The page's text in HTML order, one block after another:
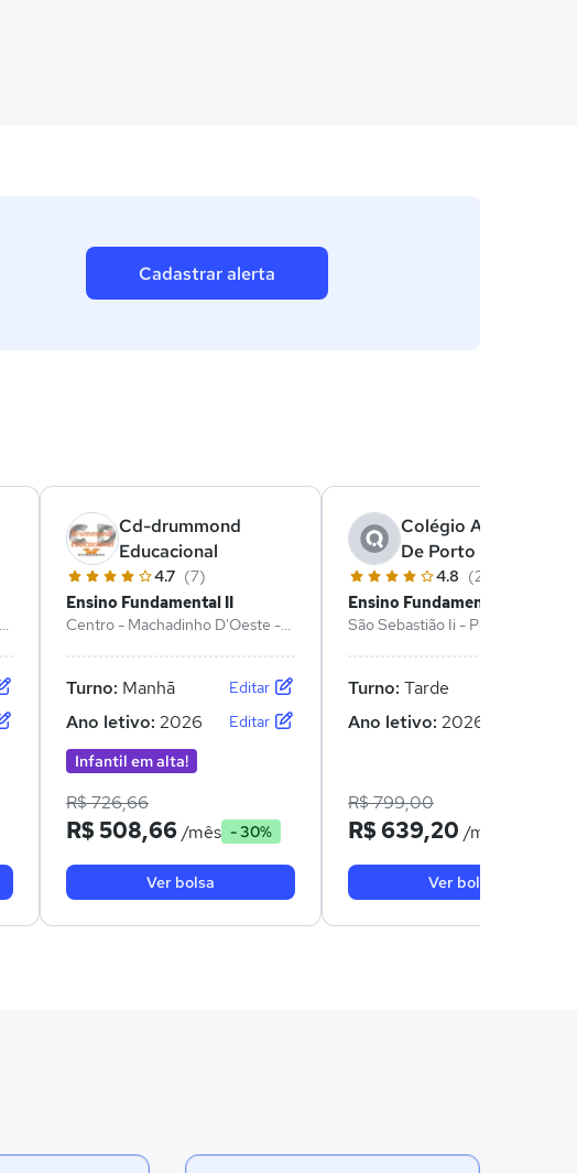
Cadastrar alerta
Cd-drummond
Educacional
4.7 (7)
Ensino Fundamental II
Centro - Machadinho D'Oeste -
Turno: Manhã Editar
Ano letivo: 2026
Editar
Infantil em alta!
R$ 726,66
R$ 508,66/mês - 30%
Ver bolsa
Colégio Adventista
De Porto Velho
4.8 (2)
Ensino Fundamental II
São Sebastião Ii - Porto Velho -
Turno: Tarde
Ano letivo: 2026
R$ 799,00
R$ 639,20 /mês
Ver bolsa